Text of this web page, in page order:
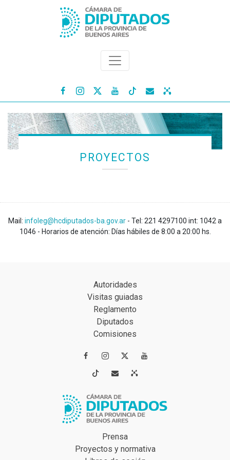
   
PROYECTOS
Mail: infoleg@hcdiputados-ba.gov.ar - Tel: 221 4297100 int: 1042 a
1046 - Horarios de atención: Días hábiles de 8:00 a 20:00 hs.
Autoridades
Visitas guiadas
Reglamento
Diputados
Comisiones
 
 
Prensa
Proyectos y normativa